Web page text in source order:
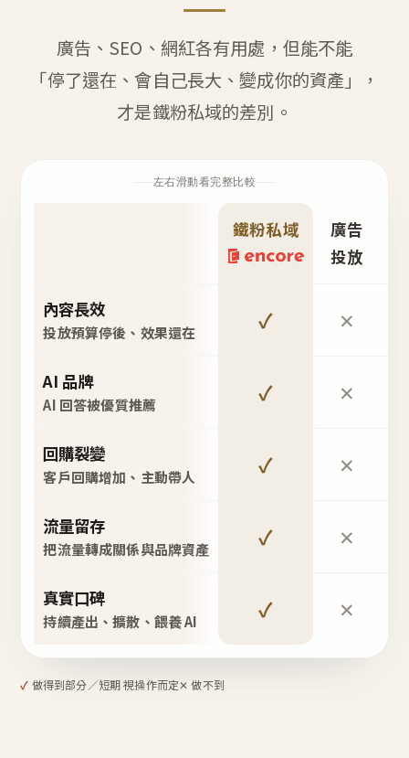
廣告、SEO、網紅各有用處，但能不能
「停了還在、會自己長大、變成你的資產」，
才是鐵粉私域的差別。
左右滑動看完整比較
鐵粉私域
廣告
投放
內容長效
投放預算停後、效果還在 ✓ ✕
AI 品牌
AI 回答被優質推薦 ✓ ✕
回購裂變
客戶回購增加、主動帶人 ✓ ✕
流量留存
把流量轉成關係與品牌資產 ✓ ✕
真實口碑
持續產出、擴散、餵養 AI ✓ ✕
✓ 做得到部分／短期 視操作而定✕ 做不到